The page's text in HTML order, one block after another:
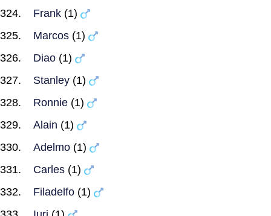
Frank (1)
Marcos (1)
Diao (1)
Stanley (1)
Ronnie (1)
Alain (1)
Adelmo (1)
Carles (1)
Filadelfo (1)